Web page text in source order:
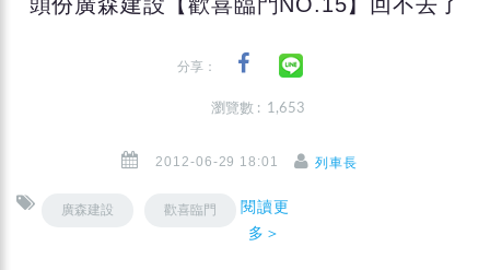
分享：
瀏覽數 : 1,653
2012-06-29 18:01 列車長
廣森建設 歡喜臨門
閱讀更
多＞